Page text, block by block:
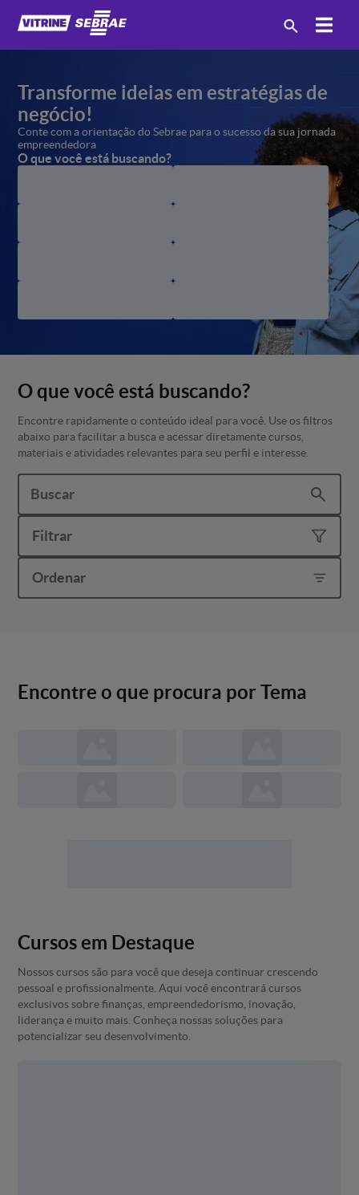
Transforme ideias em estratégiasde
negócio!
Conte com a orientaçãodo Sebrae para o sucessoda sua jornada
empreendedora
O que você está buscando?
O que você está buscando?
Encontre rapidamente o conteúdo ideal para você. Use os filtros
abaixo para facilitar a busca e acessar diretamente cursos,
materiais e atividades relevantes para seu perfil e interesse.
Filtrar
Ordenar
Encontre o que procura por Tema
Cursos em Destaque
Nossos cursos são para você que deseja continuar crescendo
pessoal e profissionalmente. Aqui você encontrará cursos
exclusivos sobre finanças, empreendedorismo, inovação,
liderança e muito mais. Conheça nossas soluções para
potencializar seu desenvolvimento.